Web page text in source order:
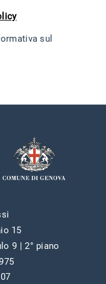
sul
15
9 | 2° piano